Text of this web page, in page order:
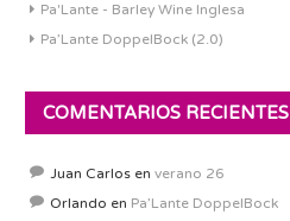
Pa'Lante - Barley Wine Inglesa
Pa’Lante DoppelBock (2.0)
COMENTARIOS RECIENTES
Juan Carlos en verano 26
Orlando en Pa’Lante DoppelBock